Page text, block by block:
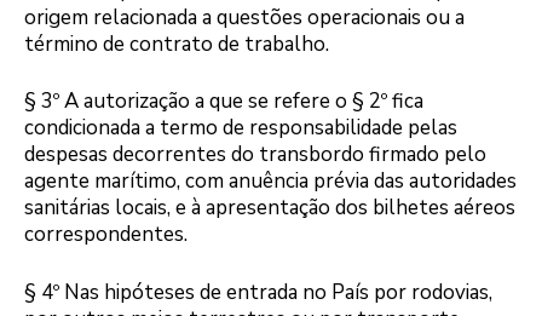
origem relacionada a questões operacionais ou a
término de contrato de trabalho.
§ 3º A autorização a que se refere o § 2º fica
condicionada a termo de responsabilidade pelas
despesas decorrentes do transbordo firmado pelo
agente marítimo, com anuência prévia das autoridades
sanitárias locais, e à apresentação dos bilhetes aéreos
correspondentes.
§ 4º Nas hipóteses de entrada no País por rodovias,